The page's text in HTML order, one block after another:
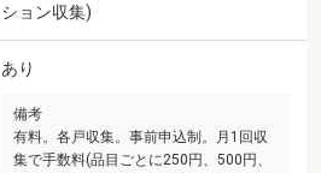
ション収集)
あり
備考
有料。各戸収集。事前申込制。月1回収
集で手数料(品目ごとに250円、500円、